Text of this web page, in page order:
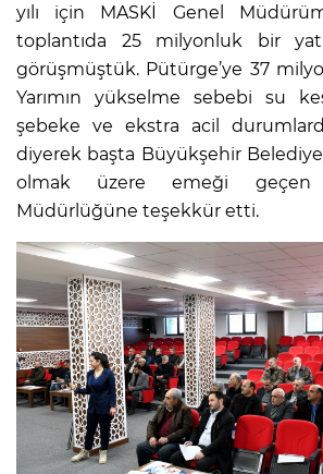
yılı için MASKİ Genel
toplantıda 25 milyonluk bir
görüşmüştük. Pütürge’ye 37
Yarımın yükselme sebebi su
şebeke ve ekstra acil
diyerek başta Büyükşehir Belediye
olmak üzere emeği geçen
Müdürlüğüne teşekkür etti.